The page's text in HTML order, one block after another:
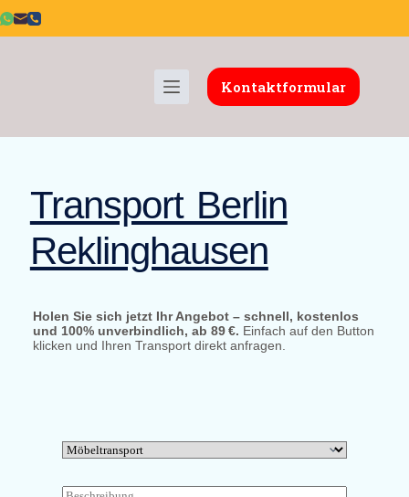
Kontaktformular
Transport Berlin
Reklinghausen
Holen Sie sich jetzt Ihr Angebot – schnell, kostenlos
und 100% unverbindlich, ab 89 €. Einfach auf den Button
klicken und Ihren Transport direkt anfragen.